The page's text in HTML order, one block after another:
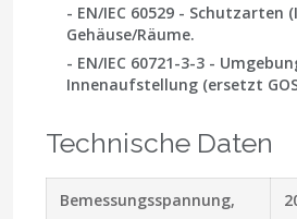
- EN/IEC 60529- Schutzarten
Gehäuse/Räume.
- EN/IEC 60721-3-3-
Innenaufstellung (ersetzt
Technische Daten
Bemessungsspannung,